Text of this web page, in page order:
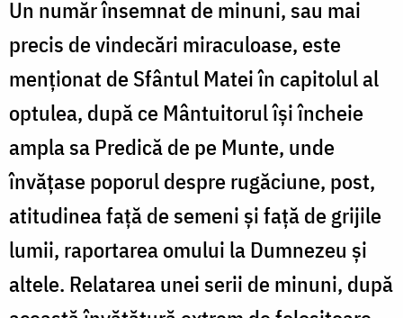
Un număr însemnat de minuni, sau mai
precis de vindecări miraculoase, este
menționat de Sfântul Matei în capitolul al
optulea, după ce Mântuitorul își încheie
ampla sa Predică de pe Munte, unde
învățase poporul despre rugăciune, post,
atitudinea față de semeni și față de grijile
lumii, raportarea omului la Dumnezeu și
altele. Relatarea unei serii de minuni, după